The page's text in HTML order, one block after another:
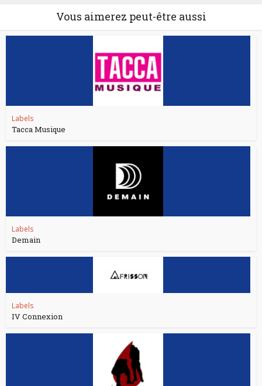
Vous aimerez peut-être aussi
Labels
Tacca Musique
Labels
Demain
Labels
IV Connexion